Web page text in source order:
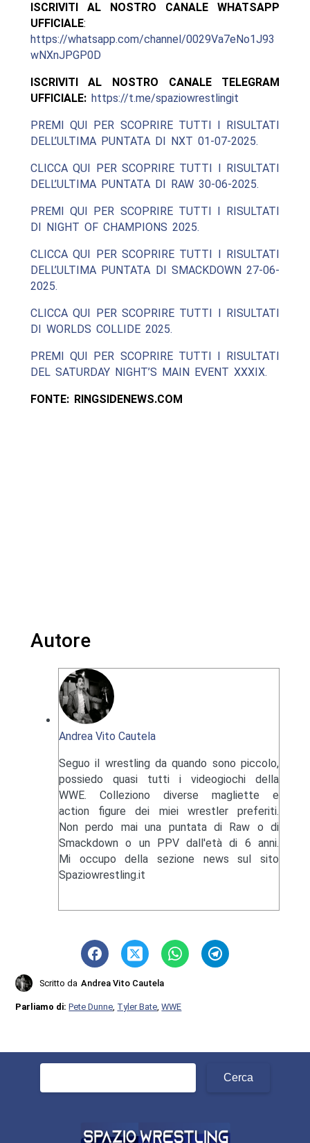
ISCRIVITI AL NOSTRO CANALE WHATSAPP
UFFICIALE:
https://whatsapp.com/channel/0029Va7eNo1J93
wNXnJPGP0D
ISCRIVITI AL NOSTRO CANALE TELEGRAM
UFFICIALE: https://t.me/spaziowrestlingit
PREMI QUI PER SCOPRIRE TUTTI I RISULTATI
DELL’ULTIMA PUNTATA DI NXT 01-07-2025.
CLICCA QUI PER SCOPRIRE TUTTI I RISULTATI
DELL’ULTIMA PUNTATA DI RAW 30-06-2025.
PREMI QUI PER SCOPRIRE TUTTI I RISULTATI
DI NIGHT OF CHAMPIONS 2025.
CLICCA QUI PER SCOPRIRE TUTTI I RISULTATI
DELL’ULTIMA PUNTATA DI SMACKDOWN 27-06-
2025.
CLICCA QUI PER SCOPRIRE TUTTI I RISULTATI
DI WORLDS COLLIDE 2025.
PREMI QUI PER SCOPRIRE TUTTI I RISULTATI
DEL SATURDAY NIGHT’S MAIN EVENT XXXIX.
FONTE: RINGSIDENEWS.COM
Autore
Andrea Vito Cautela
Seguo il wrestling da quando sono piccolo,
possiedo quasi tutti i videogiochi della
WWE. Colleziono diverse magliette e
action figure dei miei wrestler preferiti.
Non perdo mai una puntata di Raw o di
Smackdown o un PPV dall'età di 6 anni.
Mi occupo della sezione news sul sito
Spaziowrestling.it
Scritto da Andrea Vito Cautela
Parliamo di:Pete Dunne Tyler Bate ,WWE